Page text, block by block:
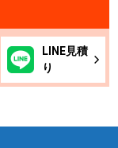
LINE見積
り